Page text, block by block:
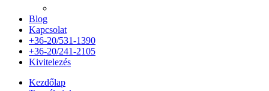
Blog
Kapcsolat
+36-20/531-1390
+36-20/241-2105
Kivitelezés
Kezdőlap